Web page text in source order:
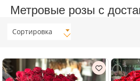
Метровые розы с
Сортировка